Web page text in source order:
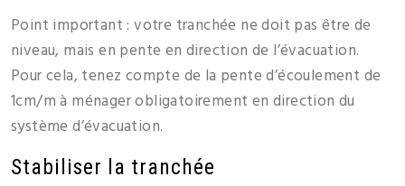
Point important : votre tranchée ne doit pas être de
niveau, mais en pente en direction de l’évacuation.
Pour cela, tenez compte de la pente d’écoulement de
1cm/m à ménager obligatoirement en direction du
système d’évacuation.
Stabiliser la tranchée